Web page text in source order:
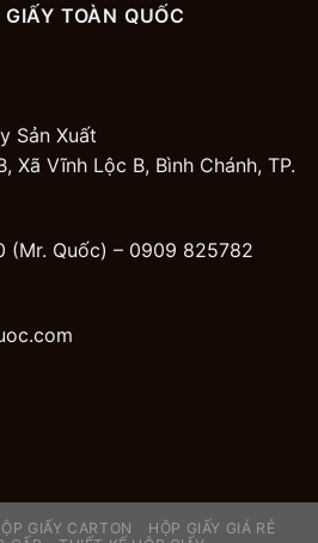
TOÀN QUỐC
Sản Xuất
Xã Vĩnh Lộc B, Bình Chánh, TP.
(Mr. Quốc) – 0909 825782
GIẤY CARTON
HỘP GIẤY GIÁ RẺ